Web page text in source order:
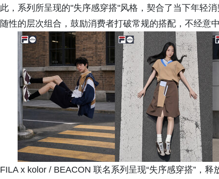
此，系列所呈现的"失序感穿搭"风格，契合了当下年轻
随性的层次组合，鼓励消费者打破常规的搭配，不经意
FILA x kolor / BEACON 联名系列呈现“失序感穿搭”，释